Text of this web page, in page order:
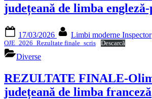
județeană de limba
on
17/03/2026 Limbi moderne Inspector
OJE_2026_Rezultate finale_scris Descarcă
Diverse
REZULTATE FINALE-
județeană de limba franceză